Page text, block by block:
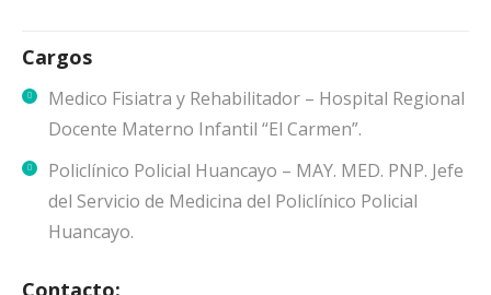
Cargos
Medico Fisiatra y Rehabilitador – Hospital Regional
Docente Materno Infantil “El Carmen”.
Policlínico Policial Huancayo – MAY. MED. PNP. Jefe
del Servicio de Medicina del Policlínico Policial
Huancayo.
Contacto: